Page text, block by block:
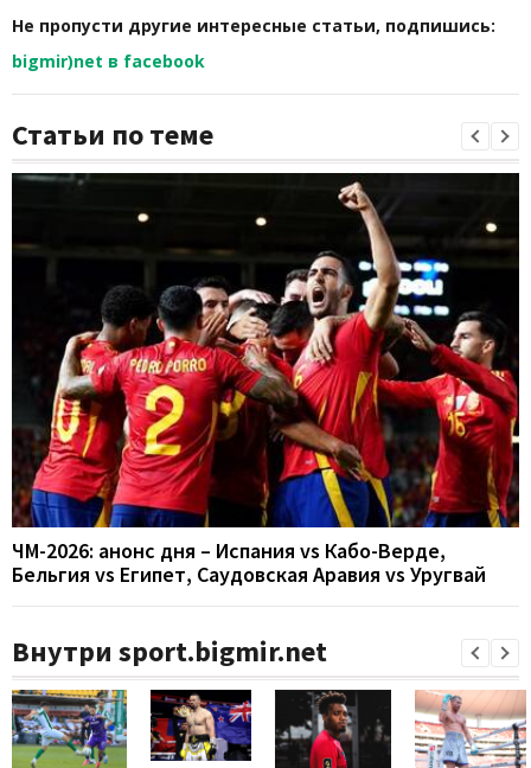
Не пропусти другие интересные статьи, подпишись:
bigmir)net в facebook
Статьи по теме
ЧМ-2026: анонс дня – Испания vs Кабо-Верде,
Бельгия vs Египет, Саудовская Аравия vs Уругвай
Внутри sport.bigmir.net